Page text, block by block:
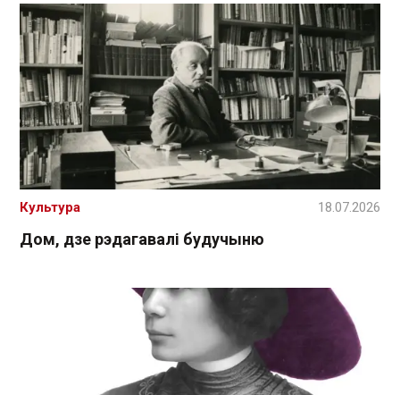
Дом, дзе рэдагавалі будучыню
Культура 18.07.2026